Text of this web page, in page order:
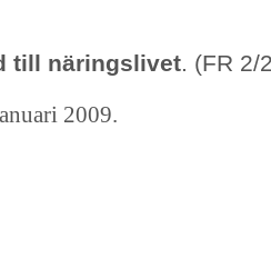
till näringslivet. (FR 2/
2009.